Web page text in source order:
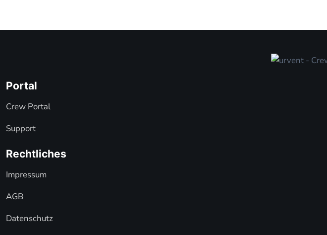
Portal
Crew Portal
Support
Rechtliches
Impressum
AGB
Datenschutz